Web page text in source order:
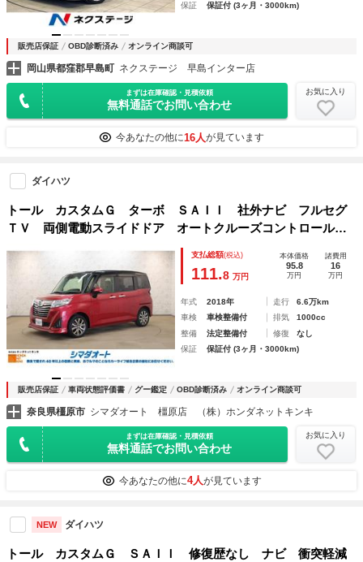
保証
保証付 (3ヶ月・3000km)
販売店保証 OBD診断済み オンライン商談可
岡山県都窪郡早島町 ネクステージ 早島インター店
まずは在庫確認・見積依頼
無料通話でお問い合わせ
お気に入り
今あなたの他に16人が見ています
ダイハツ
トール カスタムＧ ターボ ＳＡＩＩ 社外ナビ フルセグ
ＴＶ 両側電動スライドドア オートクルーズコントロール
衝突被害軽減システム アルミホイール ＬＥＤヘッドラン
プ スマートキー ウォークスルー ＣＶＴ 盗難防止システ
支払総額(税込)
111.8 万円
本体価格
95.8
万円
諸費用
16
万円
年式 2018年 走行
6.6万km
車検
車検整備付 排気
1000cc
整備
法定整備付 修復
なし
保証
保証付 (3ヶ月・3000km)
販売店保証 車両状態評価書 グー鑑定 OBD診断済み オンライン商談可
奈良県橿原市 シマダオート 橿原店 （株）ホンダネットキンキ
まずは在庫確認・見積依頼
無料通話でお問い合わせ
お気に入り
今あなたの他に4人が見ています
NEW ダイハツ
トール カスタムＧ ＳＡＩＩ 修復歴なし ナビ 衝突軽減